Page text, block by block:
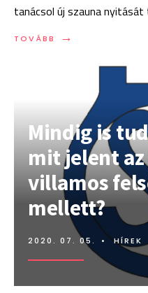
tanácsol új szauna nyitását
TOVÁBB →
TOVÁBB:
Mindig is
mit jelent az
villamos
mellett?
2020. 07. 05. • HÍREK